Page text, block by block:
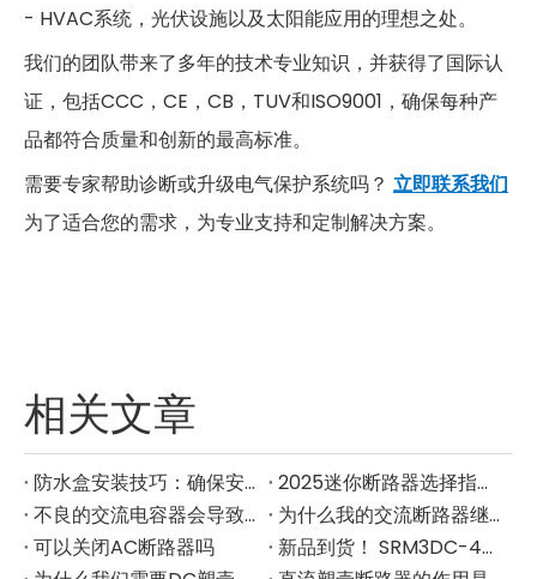
- HVAC系统，光伏设施以及太阳能应用的理想之处。
我们的团队带来了多年的技术专业知识，并获得了国际认
证，包括CCC，CE，CB，TUV和ISO9001，确保每种产
品都符合质量和创新的最高标准。
需要专家帮助诊断或升级电气保护系统吗？ 立即联系我们
为了适合您的需求，为专业支持和定制解决方案。
相关文章
防水盒安装技巧：确保安全的户外电连接
2025迷你断路器选择指南：如何为您的应用选择合适的MCB
不良的交流电容器会导致断路器绊倒吗
为什么我的交流断路器继续绊倒
可以关闭AC断路器吗
新品到货！ SRM3DC-400/630/800直流高压塑壳断路器